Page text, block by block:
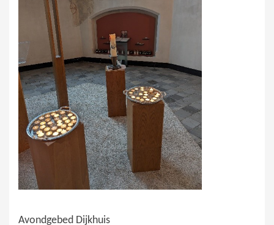
Avondgebed Dijkhuis